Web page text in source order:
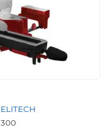
ELITECH
300